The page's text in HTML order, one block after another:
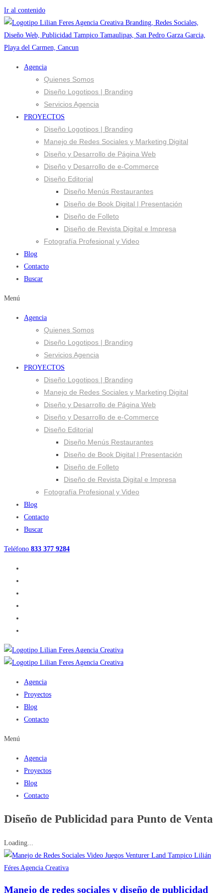
Ir al contenido
Agencia
Quienes Somos
Diseño Logotipos | Branding
Servicios Agencia
PROYECTOS
Diseño Logotipos | Branding
Manejo de Redes Sociales y Marketing Digital
Diseño y Desarrollo de Página Web
Diseño y Desarrollo de e-Commerce
Diseño Editorial
Diseño Menús Restaurantes
Diseño de Book Digital | Presentación
Diseño de Folleto
Diseño de Revista Digital e Impresa
Fotografía Profesional y Video
Blog
Contacto
Buscar
Menú
Agencia
Quienes Somos
Diseño Logotipos | Branding
Servicios Agencia
PROYECTOS
Diseño Logotipos | Branding
Manejo de Redes Sociales y Marketing Digital
Diseño y Desarrollo de Página Web
Diseño y Desarrollo de e-Commerce
Diseño Editorial
Diseño Menús Restaurantes
Diseño de Book Digital | Presentación
Diseño de Folleto
Diseño de Revista Digital e Impresa
Fotografía Profesional y Video
Blog
Contacto
Buscar
Teléfono 833 377 9284
Agencia
Proyectos
Blog
Contacto
Menú
Agencia
Proyectos
Blog
Contacto
Diseño de Publicidad para Punto de Venta
Loading...
Manejo de redes sociales y diseño de publicidad